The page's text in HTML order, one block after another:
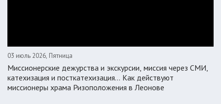
03 июль 2026, Пятница
Миссионерские дежурства и экскурсии, миссия через СМИ,
катехизация и посткатехизация… Как действуют
миссионеры храма Ризоположения в Леонове